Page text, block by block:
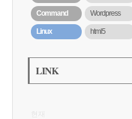
Command Wordpress
Linux html5
LINK
현재